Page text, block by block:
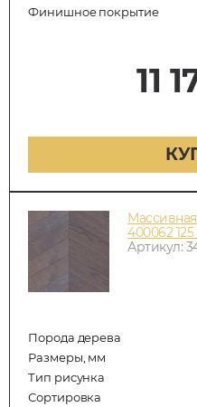
Финишное покрытие
11
400062
Артикул:
Порода дерева
Размеры, мм
Тип рисунка
Сортировка